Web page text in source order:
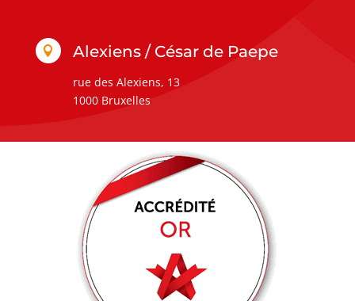
 Alexiens / César de Paepe
rue des Alexiens, 13
1000 Bruxelles